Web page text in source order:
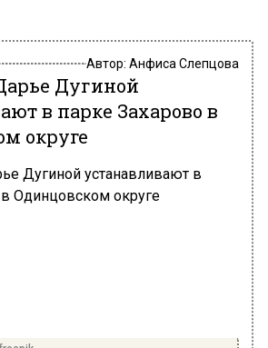
Автор: Анфиса Слепцова
Дугиной
в парке Захарово в
округе